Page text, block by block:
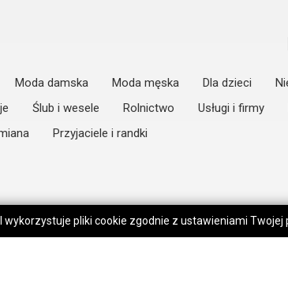
Moda damska Moda męska Dla dzieci
Ślub i wesele Rolnictwo Usługi i firmy
Przyjaciele i randki
wykorzystuje pliki cookie zgodnie z ustawieniami